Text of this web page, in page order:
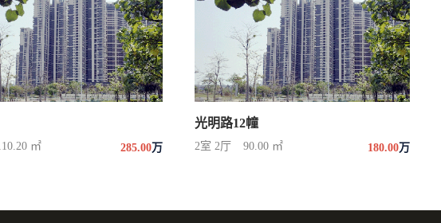
㎡ 285.00万
光明路12幢
2室 2厅 90.00 ㎡ 180.00万